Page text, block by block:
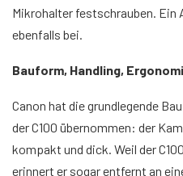
Mikrohalter festschrauben. Ein
ebenfalls bei.
Bauform, Handling,
Canon hat die grundlegende
der C100 übernommen: der
kompakt und dick. Weil der
erinnert er sogar entfernt an